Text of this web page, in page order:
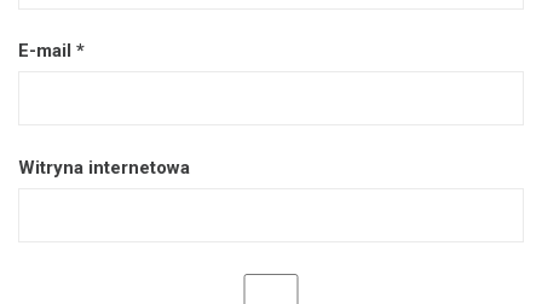
E-mail *
Witryna internetowa